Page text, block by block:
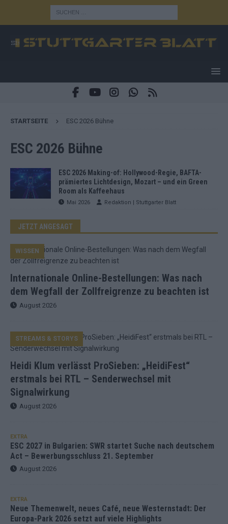
STARTSEITE ESC 2026 Bühne
ESC 2026 Bühne
ESC 2026 Making-of: Hollywood-Regie, BAFTA-
prämiertes Lichtdesign, Mozart – und ein Green
Room als Kaffeehaus
Mai 2026 Redaktion | Stuttgarter Blatt
JETZT ANGESAGT
Internationale Online-Bestellungen: Was nach
dem Wegfall der Zollfreigrenze zu beachten ist
WISSEN
August 2026
Heidi Klum verlässt ProSieben: „HeidiFest“
erstmals bei RTL – Senderwechsel mit
Signalwirkung
STREAMS & STORYS
August 2026
EXTRA
ESC 2027 in Bulgarien: SWR startet Suche nach deutschem
Act – Bewerbungsschluss 21. September
August 2026
EXTRA
Neue Themenwelt, neues Café, neue Westernstadt: Der
Europa-Park 2026 setzt auf viele Highlights